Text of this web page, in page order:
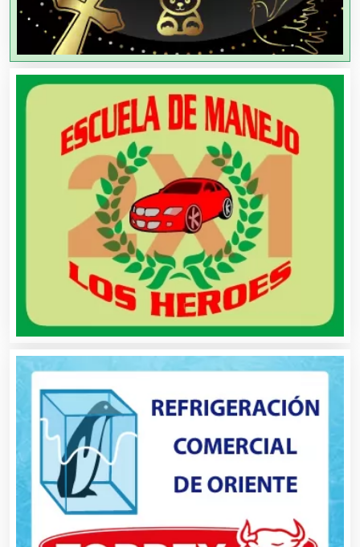
Agricultores
Agricultura y Ganadería
Agua Purificada
Aire Acondicionado
Alarmas
Albercas
Alimentos
Almacenaje
Alquiler de Autos